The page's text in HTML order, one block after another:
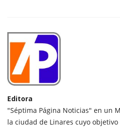
Editora
"Séptima Página Noticias" en un
la ciudad de Linares cuyo